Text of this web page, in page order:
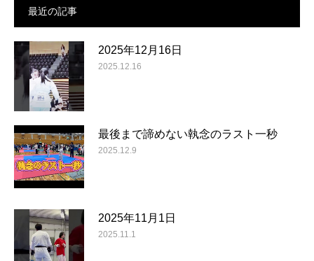
最近の記事
2025年12月16日
2025.12.16
最後まで諦めない執念のラスト一秒
2025.12.9
2025年11月1日
2025.11.1